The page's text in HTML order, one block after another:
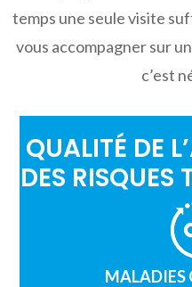
temps une seule visite
vous accompagner sur
c’est
QUALITÉ DE
DES RISQUES
MALADIES